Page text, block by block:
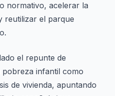
normativo, acelerar la
reutilizar el parque
el repunte de
infantil como
de vivienda, apuntando